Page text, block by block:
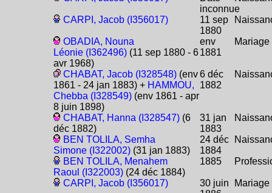
inconnue
CARPI, Jacob (I356017)
11 sep
1880
OBADIA, Nouna
Léonie (I362496) (11 sep 1880 - 6
avr 1968)
env
1881
Mariage
CHABAT, Jacob (I328548) (env
1861 - 24 jan 1883) + HAMMOU,
Chebba (I328549) (env 1861 - apr
8 juin 1898)
6 déc
1882
CHABAT, Hanna (I328547) (6
déc 1882)
31 jan
1883
BEN TOLILA, Semha
Simone (I322002) (31 jan 1883)
24 déc
1884
BEN TOLILA, Menahem
Raoul (I322003) (24 déc 1884)
1885
CARPI, Jacob (I356017)
30 juin
Mariage